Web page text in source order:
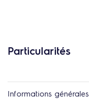
Particularités
Informations générales